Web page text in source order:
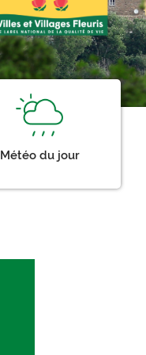
Météo du jour